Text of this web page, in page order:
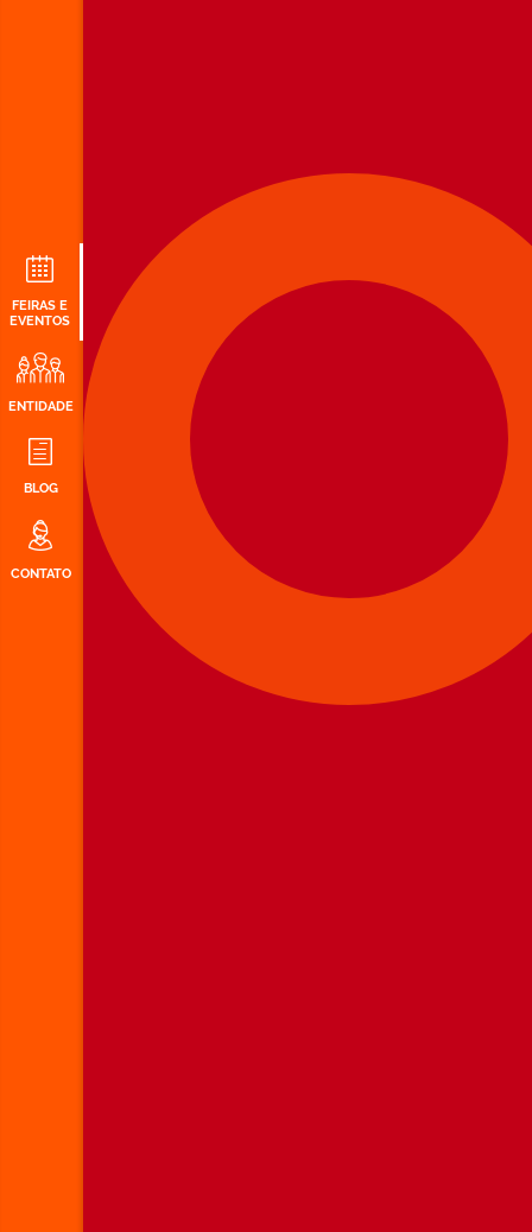
FEIRAS E
EVENTOS
ENTIDADE
BLOG
CONTATO